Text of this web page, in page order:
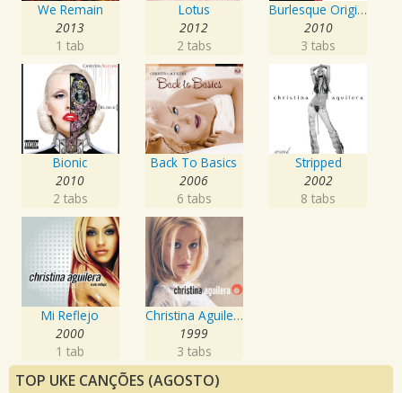
We Remain
2013
1 tab
Lotus
2012
2 tabs
Burlesque Original Motion Picture Soundtrack
2010
3 tabs
Bionic
2010
2 tabs
Back To Basics
2006
6 tabs
Stripped
2002
8 tabs
Mi Reflejo
2000
1 tab
Christina Aguilera
1999
3 tabs
TOP UKE CANÇÕES (AGOSTO)